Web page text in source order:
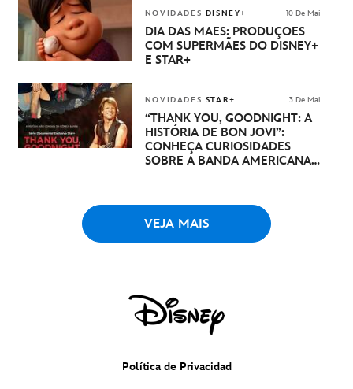
NOVIDADES DISNEY+ 10 De Mai
DIA DAS MÃES: PRODUÇÕES
COM SUPERMÃES DO DISNEY+
E STAR+
NOVIDADES STAR+ 3 De Mai
“THANK YOU, GOODNIGHT: A
HISTÓRIA DE BON JOVI”:
CONHEÇA CURIOSIDADES
SOBRE A BANDA AMERICANA
VEJA MAIS
Política de Privacidad